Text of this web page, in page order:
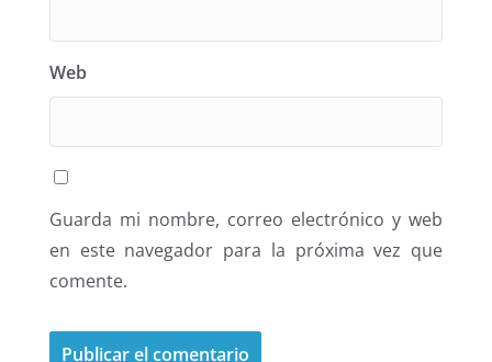
Web
Guarda mi nombre, correo electrónico y web
en este navegador para la próxima vez que
comente.